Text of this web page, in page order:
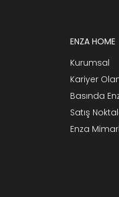
ENZA HOME
Kurumsal
Kariyer
Basında
Satış
Enza